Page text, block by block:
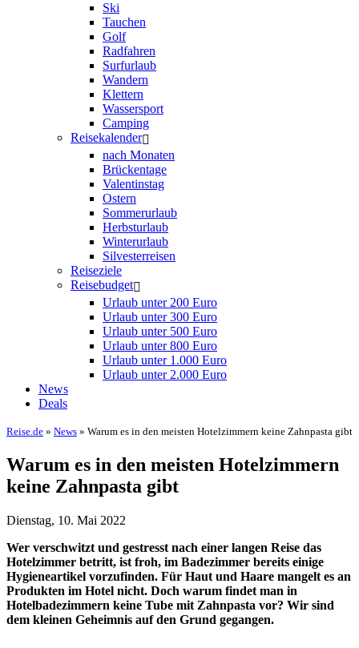
Ski
Tauchen
Golf
Radfahren
Surfurlaub
Wandern
Klettern
Wassersport
Camping
Reisekalender
nach Monaten
Brückentage
Valentinstag
Ostern
Sommerurlaub
Herbsturlaub
Winterurlaub
Silvesterreisen
Reiseziele
Reisebudget
Urlaub unter 200 Euro
Urlaub unter 300 Euro
Urlaub unter 500 Euro
Urlaub unter 800 Euro
Urlaub unter 1.000 Euro
Urlaub unter 2.000 Euro
News
Deals
Reise.de » News » Warum es in den meisten Hotelzimmern keine Zahnpasta gibt
Warum es in den meisten Hotelzimmern
keine Zahnpasta gibt
Dienstag, 10. Mai 2022
Wer verschwitzt und gestresst nach einer langen Reise das
Hotelzimmer betritt, ist froh, im Badezimmer bereits einige
Hygieneartikel vorzufinden. Für Haut und Haare mangelt es an
Produkten im Hotel nicht. Doch warum findet man in
Hotelbadezimmern keine Tube mit Zahnpasta vor? Wir sind
dem kleinen Geheimnis auf den Grund gegangen.